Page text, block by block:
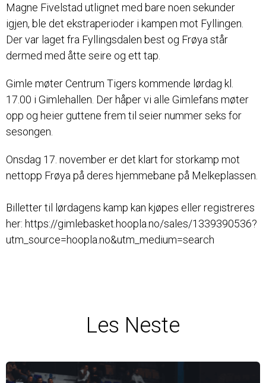
Magne Fivelstad utlignet med bare noen sekunder
igjen, ble det ekstraperioder i kampen mot Fyllingen.
Der var laget fra Fyllingsdalen best og Frøya står
dermed med åtte seire og ett tap.
Gimle møter Centrum Tigers kommende lørdag kl.
17.00 i Gimlehallen. Der håper vi alle Gimlefans møter
opp og heier guttene frem til seier nummer seks for
sesongen.
Onsdag 17. november er det klart for storkamp mot
nettopp Frøya på deres hjemmebane på Melkeplassen.
Billetter til lørdagens kamp kan kjøpes eller registreres
her: https://gimlebasket.hoopla.no/sales/1339390536?
utm_source=hoopla.no&utm_medium=search
Les Neste